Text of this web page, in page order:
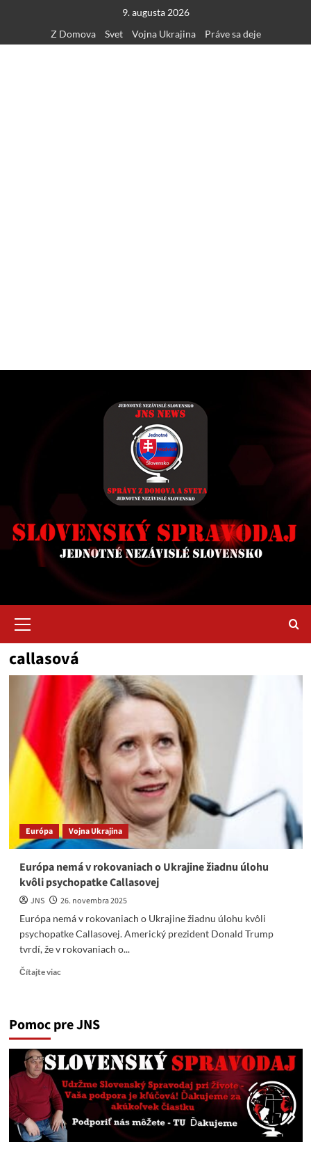
content
9. augusta 2026
Z Domova
Svet Vojna Ukrajina Práve sa deje
Menu
callasová
Európa Vojna Ukrajina
Európa nemá v rokovaniach o Ukrajine žiadnu úlohu
kvôli psychopatke Callasovej
JNS
26. novembra 2025
Európa nemá v rokovaniach o Ukrajine žiadnu úlohu kvôli
psychopatke Callasovej. Americký prezident Donald Trump
tvrdí, že v rokovaniach o...
Čítajte viacRead
nemá
rokovaniach
žiadnu
úlohu
kvôli
psychopatke
Callasovej
Pomoc pre JNS